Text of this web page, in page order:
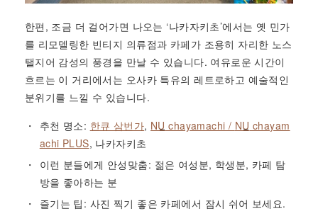
한편, 조금 더 걸어가면 나오는 ‘나카자키초’에서는 옛 민가
를 리모델링한 빈티지 의류점과 카페가 조용히 자리한 노스
탤지어 감성의 풍경을 만날 수 있습니다. 여유로운 시간이
흐르는 이 거리에서는 오사카 특유의 레트로하고 예술적인
분위기를 느낄 수 있습니다.
추천 명소: 한큐 삼번가, NU chayamachi / NU chayam
achi PLUS, 나카자키초
이런 분들에게 안성맞춤: 젊은 여성분, 학생분, 카페 탐
방을 좋아하는 분
즐기는 팁: 사진 찍기 좋은 카페에서 잠시 쉬어 보세요.